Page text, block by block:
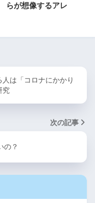
らが想像するアレ
は「コロナにかかり
究
次の記事
の？